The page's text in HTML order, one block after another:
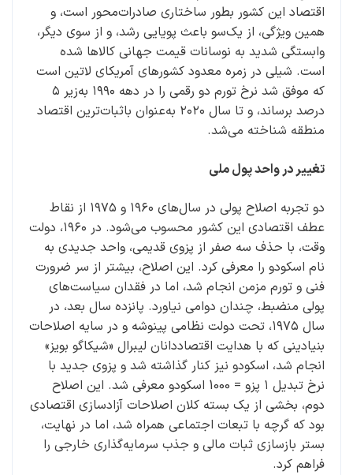
اقتصاد این کشور بطور ساختاری صادرات‌محور است، و
همین ویژگی، از یک‌سو باعث پویایی رشد، و از سوی دیگر،
وابستگی شدید به نوسانات قیمت جهانی کالاها شده
است. شیلی در زمره معدود کشورهای آمریکای لاتین است
که موفق شد نرخ تورم دو رقمی را در دهه ۱۹۹۰ به‌زیر ۵
درصد برساند، و تا سال ۲۰۲۰ به‌عنوان با‌ثبات‌ترین اقتصاد
منطقه شناخته می‌شد.
تغییر در واحد پول ملی
دو تجربه اصلاح پولی در سال‌های ۱۹۶۰ و ۱۹۷۵ از نقاط
عطف اقتصادی این کشور محسوب می‌شود. در ۱۹۶۰، دولت
وقت، با حذف سه صفر از پزوی قدیمی، واحد جدیدی به
نام اسکودو را معرفی کرد. این اصلاح، بیشتر از سر ضرورت
فنی و تورم مزمن انجام شد، اما در فقدان سیاست‌های
پولی منضبط، چندان دوامی نیاورد. پانزده سال بعد، در
سال ۱۹۷۵، تحت دولت نظامی پینوشه و در سایه اصلاحات
بنیادینی که با هدایت اقتصاددانان لیبرال «شیکاگو بویز»
انجام شد، اسکودو نیز کنار گذاشته شد و پزوی جدید با
نرخ تبدیل ۱ پزو = 1000 اسکودو معرفی شد. این اصلاح
دوم، بخشی از یک بسته کلان اصلاحات آزادسازی اقتصادی
بود که گرچه با تبعات اجتماعی همراه شد، اما در نهایت،
بستر بازسازی ثبات مالی و جذب سرمایه‌گذاری خارجی را
فراهم کرد.